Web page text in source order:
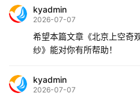
kyadmin
2026-07-07
希望本篇文章《北京上空奇
纱》能对你有所帮助！
kyadmin
2026-07-07